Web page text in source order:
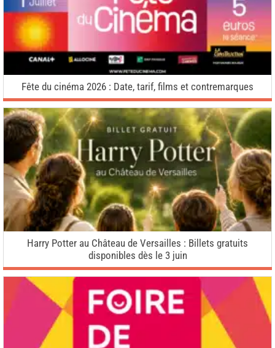
Fête du cinéma 2026 : Date, tarif, films et contremarques
Harry Potter au Château de Versailles : Billets gratuits
disponibles dès le 3 juin